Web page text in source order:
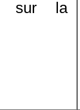
sur la